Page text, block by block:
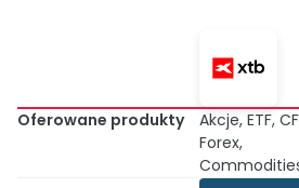
Oferowane produkty
Akcje, ETF,
Forex,